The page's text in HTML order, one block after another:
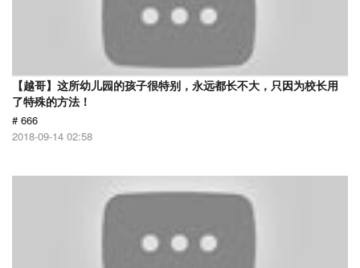
【越哥】这所幼儿园的孩子很特别，永远都长不大，只因为校长用
了特殊的方法！
# 666
2018-09-14 02:58